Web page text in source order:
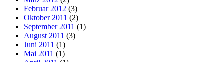
Februar 2012 (3)
Oktober 2011 (2)
September 2011 (1)
August 2011 (3)
Juni 2011 (1)
Mai 2011 (1)